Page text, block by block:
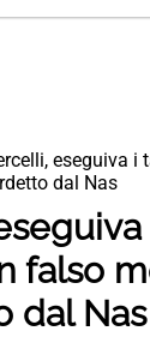
eseguiva i
dal Nas
falso
dal Nas